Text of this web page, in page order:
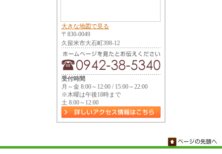
大きな地図で見る
〒830-0049
久留米市大石町398-12
受付時間
月～金 8:00～12:00 / 15:00～22:00
※木曜は午後18時まで
土 8:00～12:00